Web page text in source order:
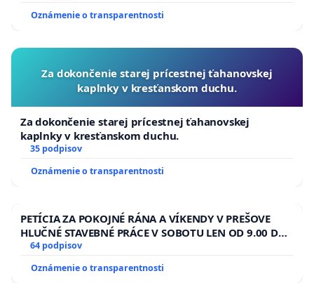
Oznámenie o transparentnosti
Za dokončenie starej prícestnej ťahanovskej
kaplnky v kresťanskom duchu.
Za dokončenie starej prícestnej ťahanovskej
kaplnky v kresťanskom duchu.
35 podpisov
Oznámenie o transparentnosti
PETÍCIA ZA POKOJNÉ RÁNA A VÍKENDY V PREŠOVE
HLUČNÉ STAVEBNÉ PRÁCE V SOBOTU LEN OD 9.00 DO
13.00 HOD., CEZ PRACOVNÝ TÝŽDEŇ CIEĽ 8.00 – 18.00
HOD. A PRAVIDELNÁ KONTROLA STAVBY C-AREA NA
ĎUMBIERSKEJ/MAGU
64 podpisov
Oznámenie o transparentnosti